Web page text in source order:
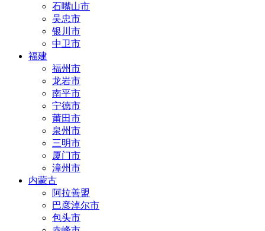
石嘴山市
吴忠市
银川市
中卫市
福建
福州市
龙岩市
南平市
宁德市
莆田市
泉州市
三明市
厦门市
漳州市
内蒙古
阿拉善盟
巴彦淖尔市
包头市